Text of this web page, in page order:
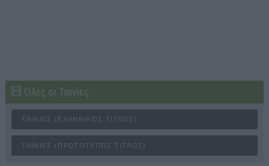
Όλες οι Ταινίες
ΤΑΙΝΊΕΣ (ΕΛΛΗΝΙΚΌΣ ΤΊΤΛΟΣ)
ΤΑΙΝΊΕΣ (ΠΡΩΤΌΤΥΠΟΣ ΤΊΤΛΟΣ)